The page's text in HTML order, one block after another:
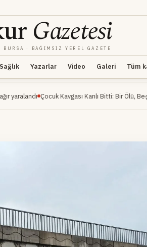
Gazetesi
BURSA · BAĞIMSIZ YEREL GAZETE
Sağlık Yazarlar Video Galeri Tüm
Kavgası Kanlı Bitti: Bir Ölü, Beş Yaralı İnegöl